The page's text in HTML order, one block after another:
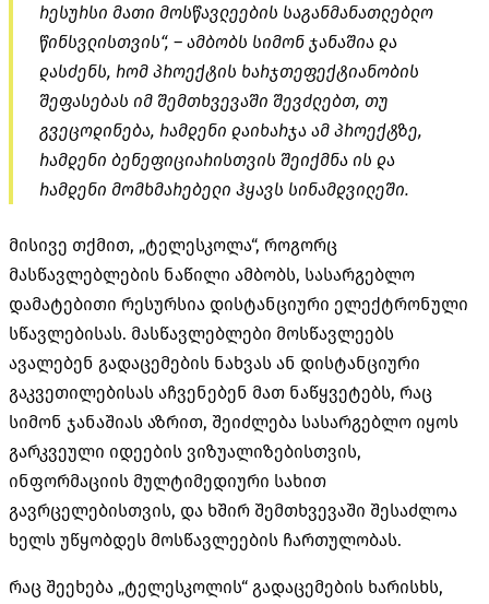
რესურსი მათი მოსწავლეების საგანმანათლებლო
წინსვლისთვის“, – ამბობს სიმონ ჯანაშია და
დასძენს, რომ პროექტის ხარჯთეფექტიანობის
შეფასებას იმ შემთხვევაში შევძლებთ, თუ
გვეცოდინება, რამდენი დაიხარჯა ამ პროექტზე,
რამდენი ბენეფიციარისთვის შეიქმნა ის და
რამდენი მომხმარებელი ჰყავს სინამდვილეში.
მისივე თქმით, „ტელესკოლა“, როგორც
მასწავლებლების ნაწილი ამბობს, სასარგებლო
დამატებითი რესურსია დისტანციური ელექტრონული
სწავლებისას. მასწავლებლები მოსწავლეებს
ავალებენ გადაცემების ნახვას ან დისტანციური
გაკვეთილებისას აჩვენებენ მათ ნაწყვეტებს, რაც
სიმონ ჯანაშიას აზრით, შეიძლება სასარგებლო იყოს
გარკვეული იდეების ვიზუალიზებისთვის,
ინფორმაციის მულტიმედიური სახით
გავრცელებისთვის, და ხშირ შემთხვევაში შესაძლოა
ხელს უწყობდეს მოსწავლეების ჩართულობას.
რაც შეეხება „ტელესკოლის“ გადაცემების ხარისხს,